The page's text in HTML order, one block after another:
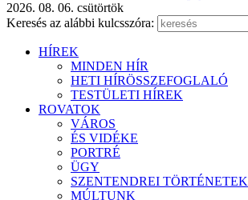
2026. 08. 06. csütörtök
Keresés az alábbi kulcsszóra:
HÍREK
MINDEN HÍR
HETI HÍRÖSSZEFOGLALÓ
TESTÜLETI HÍREK
ROVATOK
VÁROS
ÉS VIDÉKE
PORTRÉ
ÜGY
SZENTENDREI TÖRTÉNETEK
MÚLTUNK